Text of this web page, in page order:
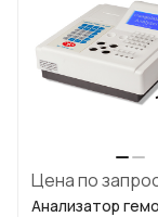
Цена по
Анализатор